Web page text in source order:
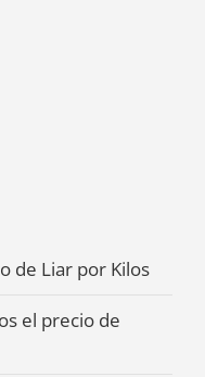
de Liar por Kilos
el precio de